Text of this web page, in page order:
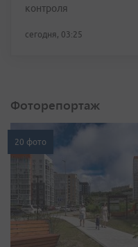
контроля
сегодня, 03:25
Фоторепортаж
20 фото